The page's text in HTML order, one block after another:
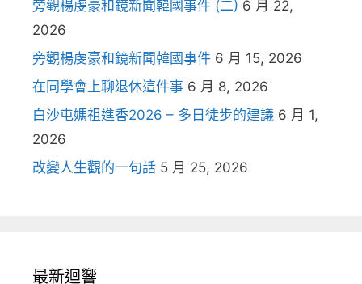
旁觀楊虔豪和鏡新聞韓國事件 (二) 6 月 22,
2026
旁觀楊虔豪和鏡新聞韓國事件 6 月 15, 2026
在同學會上聊退休這件事 6 月 8, 2026
白沙屯媽祖進香2026 – 多日徒步的建議 6 月 1,
2026
改變人生觀的一句話 5 月 25, 2026
最新迴響